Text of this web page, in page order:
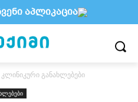
განახლებები
აპლიკაცია